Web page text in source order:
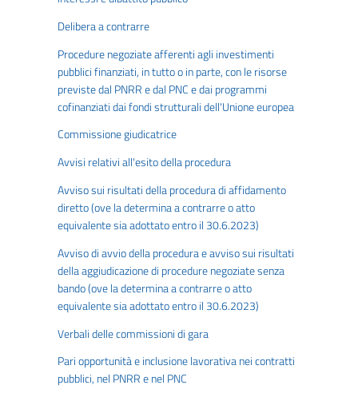
Delibera a contrarre
Procedure negoziate afferenti agli investimenti
pubblici finanziati, in tutto o in parte, con le risorse
previste dal PNRR e dal PNC e dai programmi
cofinanziati dai fondi strutturali dell'Unione europea
Commissione giudicatrice
Avvisi relativi all'esito della procedura
Avviso sui risultati della procedura di affidamento
diretto (ove la determina a contrarre o atto
equivalente sia adottato entro il 30.6.2023)
Avviso di avvio della procedura e avviso sui risultati
della aggiudicazione di procedure negoziate senza
bando (ove la determina a contrarre o atto
equivalente sia adottato entro il 30.6.2023)
Verbali delle commissioni di gara
Pari opportunità e inclusione lavorativa nei contratti
pubblici, nel PNRR e nel PNC